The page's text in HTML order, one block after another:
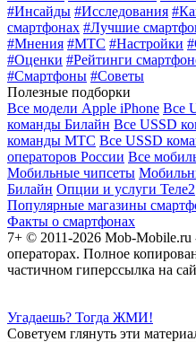
#Инсайды #Исследования
смартфонах #Лучшие
#Мнения #МТС #Настройки
#Оценки #Рейтинги
#Смартфоны #Советы
Полезные подборки
Все модели Apple iPhone Все
команды Билайн Все USSD
команды МТС Все USSD
операторов России Все
Мобильные чипсеты
Билайн Опции и услуги Теле2
Популярные магазины
Факты о смартфонах
7+ © 2011-2026 Mob-Mobile.ru
операторах. Полное
частичном гиперссылка на
Угадаешь? Тогда ЖМИ!
Советуем глянуть эти